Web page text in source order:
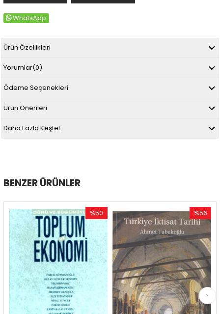
WhatsApp
Ürün Özellikleri
Yorumlar(0)
Ödeme Seçenekleri
Ürün Önerileri
Daha Fazla Keşfet
BENZER ÜRÜNLER
%50
İndirim
%50İndirim
%56
İndirim
%56İndirim